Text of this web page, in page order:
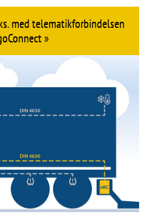
med telematikforbindelsen
»